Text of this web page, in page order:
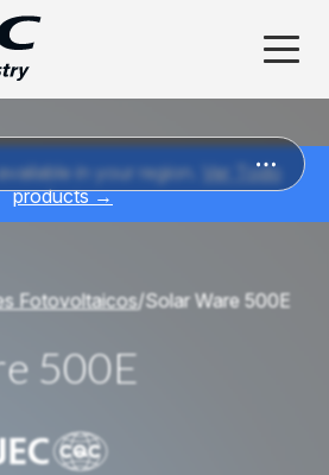
in your region.
Ver Todo
products →
Fotovoltaicos/Solar Ware 500E
500E